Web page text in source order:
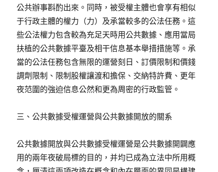
公共辦事斟酌出來。同時，被受權主體也會享有相似
于行政主體的權力（力）及承當較多的公法任務。這
些公法權力包含較為充足天時用公共數據、應用當局
扶植的公共數據平臺及相干信息基本舉措措施等。承
當的公法任務包含無限的運營刻日、訂價限制和價錢
調劑限制、限制股權讓渡和擔保、交納特許費、更年
夜范圍的強迫信息公然和更為周密的行政監管。
三、公共數據受權運營與公共數據開放的關系
公共數據開放與公共數據受權運營是公共數據開闢應
用的兩年夜破局標的目的，并均已成為立法中所用概